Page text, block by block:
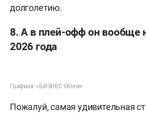
долголетию.
8. А в плей-офф он вообще
2026 года
Графика: «БИЗНЕС Online»
Пожалуй, самая удивительная